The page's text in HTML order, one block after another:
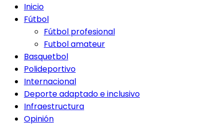
Inicio
Fútbol
Fútbol profesional
Futbol amateur
Basquetbol
Polideportivo
Internacional
Deporte adaptado e inclusivo
Infraestructura
Opinión